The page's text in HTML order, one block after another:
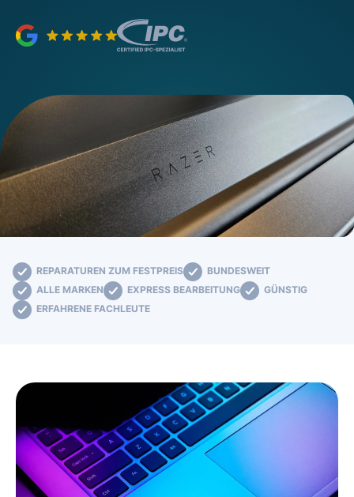
REPARATUREN ZUM FESTPREIS
BUNDESWEIT
ALLE MARKEN
EXPRESS BEARBEITUNG
GÜNSTIG
ERFAHRENE FACHLEUTE